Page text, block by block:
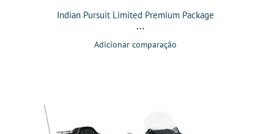
Indian Pursuit Limited Premium Package
Adicionar comparação